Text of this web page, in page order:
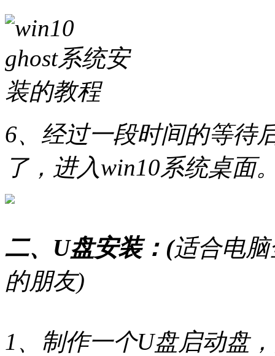
6、经过一段时间的等待
了，进入win10系统桌面
二、U盘安装：(适合电
的朋友)
1、制作一个U盘启动盘